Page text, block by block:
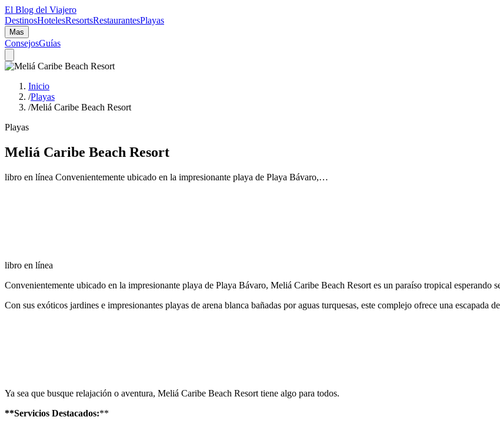
El Blog del Viajero
DestinosHotelesResortsRestaurantesPlayas
Mas
ConsejosGuías
Inicio
/Playas
/Meliá Caribe Beach Resort
Playas
Meliá Caribe Beach Resort
libro en línea Convenientemente ubicado en la impresionante playa de Playa Bávaro,…
libro en línea
Convenientemente ubicado en la impresionante playa de Playa Bávaro, Meliá Caribe Beach Resort es un paraíso tropical esperando
Con sus exóticos jardines e impresionantes playas de arena blanca bañadas por aguas turquesas, este complejo ofrece una escapada
Ya sea que busque relajación o aventura, Meliá Caribe Beach Resort tiene algo para todos.
**Servicios Destacados:**